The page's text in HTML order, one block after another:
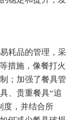
耗品的管理，采
措施，像餐打火
；加强了餐具管
、贵重餐具“追
度，并结合所